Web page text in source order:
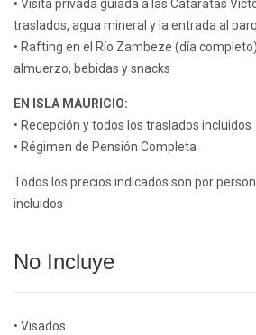
• Visita privada guiada a las Cataratas
traslados, agua mineral y la entrada al
• Rafting en el Río Zambeze (día
almuerzo, bebidas y snacks
EN ISLA MAURICIO:
• Recepción y todos los traslados incluidos
• Régimen de Pensión Completa
Todos los precios indicados son por
incluidos
No Incluye
• Visados